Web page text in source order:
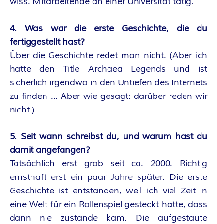
R
F
A
N
T
A
S
Y
A
4. Was war die erste Geschichte, die du
fertiggestellt hast?
Über die Geschichte redet man nicht. (Aber ich
hatte den Title Archaea Legends und ist
sicherlich irgendwo in den Untiefen des Internets
zu finden … Aber wie gesagt: darüber reden wir
nicht.)
5. Seit wann schreibst du, und warum hast du
damit angefangen?
Tatsächlich erst grob seit ca. 2000. Richtig
ernsthaft erst ein paar Jahre später. Die erste
Geschichte ist entstanden, weil ich viel Zeit in
eine Welt für ein Rollenspiel gesteckt hatte, dass
dann nie zustande kam. Die aufgestaute